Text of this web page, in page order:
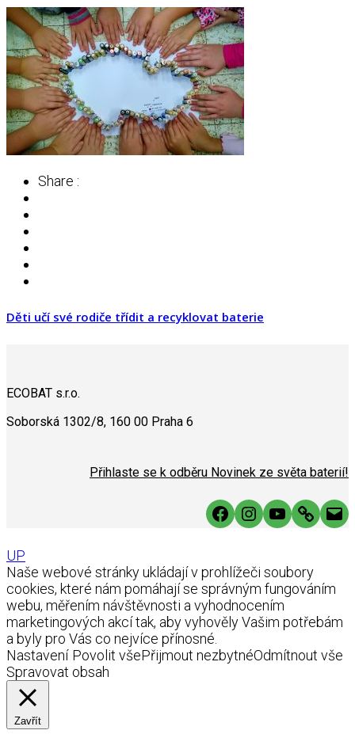
Share :
Děti učí své rodiče třídit a recyklovat baterie
ECOBAT s.r.o.
Soborská 1302/8, 160 00 Praha 6
Přihlaste se k odběru Novinek ze světa baterií!
Facebook
Instagram
YouTube
Link
UP
Naše webové stránky ukládají v prohlížeči soubory
cookies, které nám pomáhají se správným fungováním
webu, měřením návštěvnosti a vyhodnocením
marketingových akcí tak, aby vyhověly Vašim potřebám
a byly pro Vás co nejvíce přínosné.
Nastavení Povolit všePřijmout nezbytnéOdmítnout vše
Spravovat obsah
Zavřít